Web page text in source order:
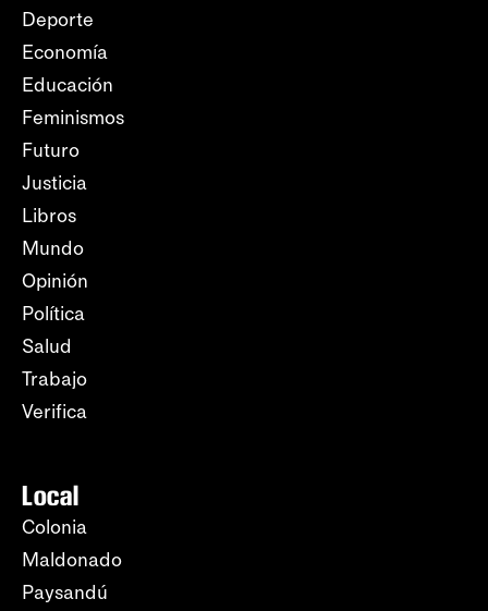
Deporte
Economía
Educación
Feminismos
Futuro
Justicia
Libros
Mundo
Opinión
Política
Salud
Trabajo
Verifica
Local
Colonia
Maldonado
Paysandú